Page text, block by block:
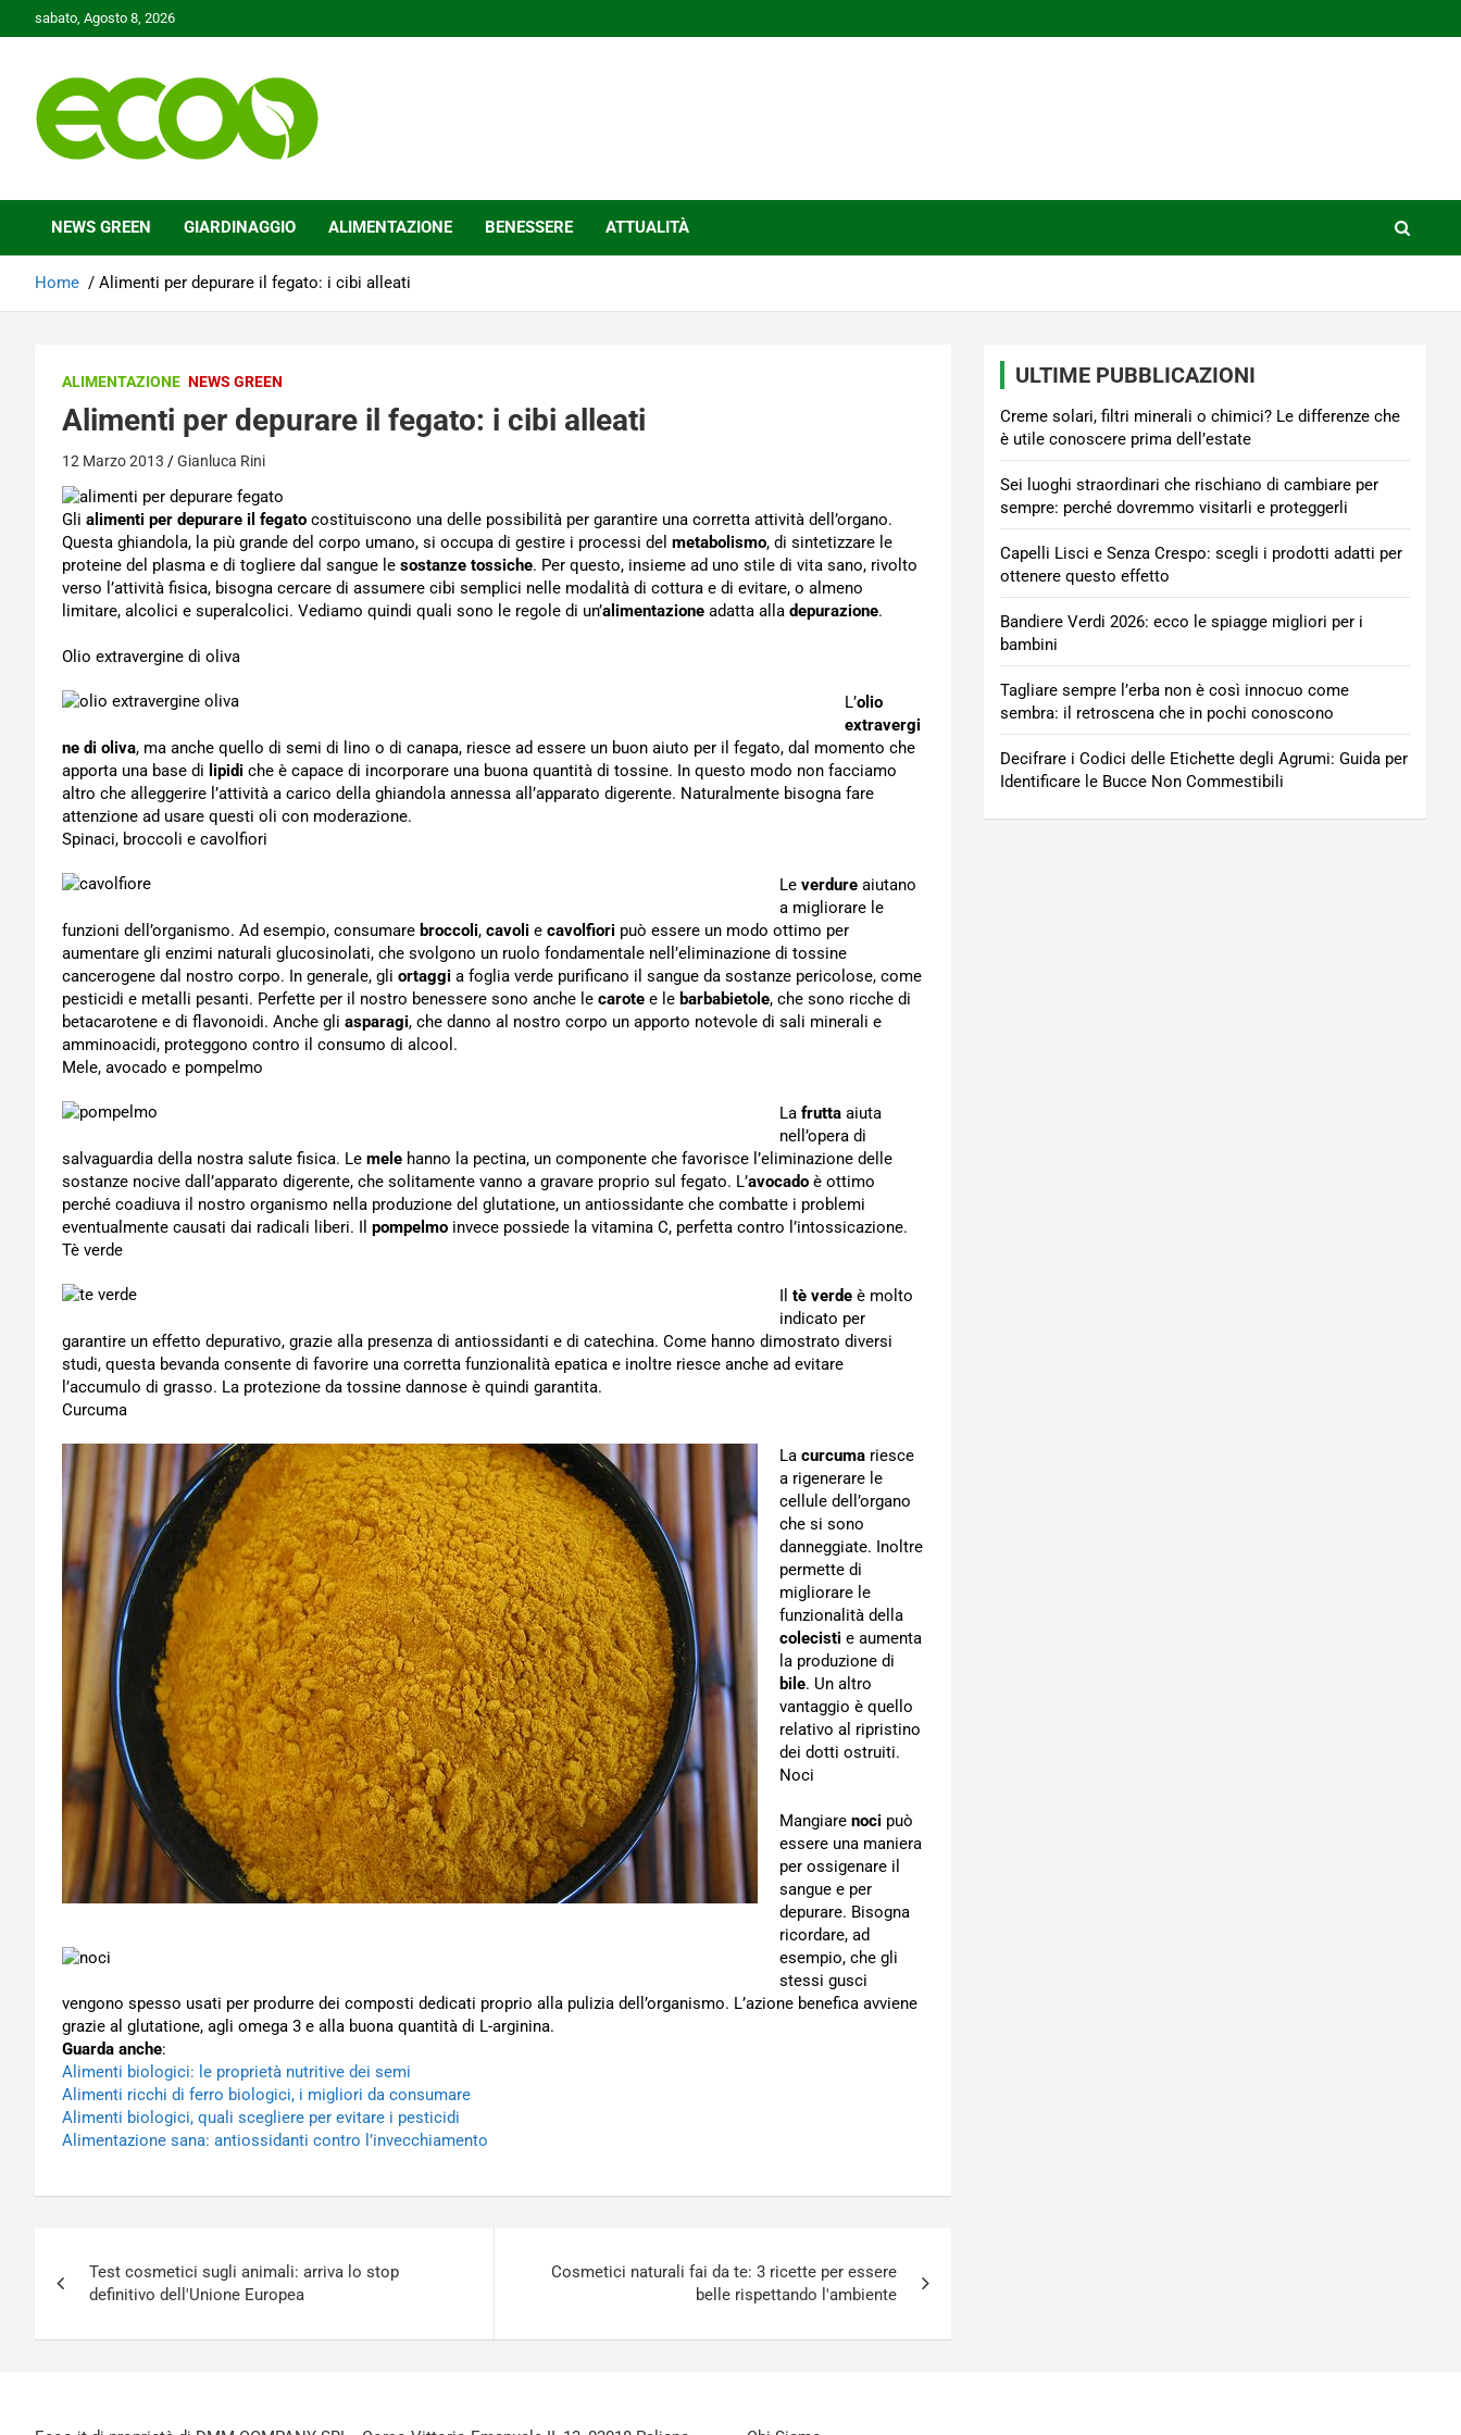
to
sabato, Agosto 8, 2026
Ecoo.it
NEWS GREEN GIARDINAGGIO ALIMENTAZIONE BENESSERE ATTUALITÀ
Home Alimenti per depurare il fegato: i cibi alleati
ALIMENTAZIONE NEWS GREEN
Alimenti per depurare il fegato: i cibi alleati
12 Marzo 2013 Gianluca Rini
Gli alimenti per depurare il fegato costituiscono una delle possibilità per garantire una corretta attività dell’organo.
Questa ghiandola, la più grande del corpo umano, si occupa di gestire i processi del metabolismo, di sintetizzare le
proteine del plasma e di togliere dal sangue le sostanze tossiche. Per questo, insieme ad uno stile di vita sano, rivolto
verso l’attività fisica, bisogna cercare di assumere cibi semplici nelle modalità di cottura e di evitare, o almeno
limitare, alcolici e superalcolici. Vediamo quindi quali sono le regole di un’alimentazione adatta alla depurazione.
Olio extravergine di oliva
L’olio
extravergi
ne di oliva, ma anche quello di semi di lino o di canapa, riesce ad essere un buon aiuto per il fegato, dal momento che
apporta una base di lipidi che è capace di incorporare una buona quantità di tossine. In questo modo non facciamo
altro che alleggerire l’attività a carico della ghiandola annessa all’apparato digerente. Naturalmente bisogna fare
attenzione ad usare questi oli con moderazione.
Spinaci, broccoli e cavolfiori
Le verdure aiutano
a migliorare le
funzioni dell’organismo. Ad esempio, consumare broccoli, cavoli e cavolfiori può essere un modo ottimo per
aumentare gli enzimi naturali glucosinolati, che svolgono un ruolo fondamentale nell’eliminazione di tossine
cancerogene dal nostro corpo. In generale, gli ortaggi a foglia verde purificano il sangue da sostanze pericolose, come
pesticidi e metalli pesanti. Perfette per il nostro benessere sono anche le carote e le barbabietole, che sono ricche di
betacarotene e di flavonoidi. Anche gli asparagi, che danno al nostro corpo un apporto notevole di sali minerali e
amminoacidi, proteggono contro il consumo di alcool.
Mele, avocado e pompelmo
La frutta aiuta
nell’opera di
salvaguardia della nostra salute fisica. Le mele hanno la pectina, un componente che favorisce l’eliminazione delle
sostanze nocive dall’apparato digerente, che solitamente vanno a gravare proprio sul fegato. L’avocado è ottimo
perché coadiuva il nostro organismo nella produzione del glutatione, un antiossidante che combatte i problemi
eventualmente causati dai radicali liberi. Il pompelmo invece possiede la vitamina C, perfetta contro l’intossicazione.
Tè verde
Il tè verde è molto
indicato per
garantire un effetto depurativo, grazie alla presenza di antiossidanti e di catechina. Come hanno dimostrato diversi
studi, questa bevanda consente di favorire una corretta funzionalità epatica e inoltre riesce anche ad evitare
l’accumulo di grasso. La protezione da tossine dannose è quindi garantita.
Curcuma
La curcuma riesce
a rigenerare le
cellule dell’organo
che si sono
danneggiate. Inoltre
permette di
migliorare le
funzionalità della
colecisti e aumenta
la produzione di
bile. Un altro
vantaggio è quello
relativo al ripristino
dei dotti ostruiti.
Noci
Mangiare noci può
essere una maniera
per ossigenare il
sangue e per
depurare. Bisogna
ricordare, ad
esempio, che gli
stessi gusci
vengono spesso usati per produrre dei composti dedicati proprio alla pulizia dell’organismo. L’azione benefica avviene
grazie al glutatione, agli omega 3 e alla buona quantità di L-arginina.
Guarda anche:
Alimenti biologici: le proprietà nutritive dei semi
Alimenti ricchi di ferro biologici, i migliori da consumare
Alimenti biologici, quali scegliere per evitare i pesticidi
Alimentazione sana: antiossidanti contro l’invecchiamento
articoli
Test cosmetici sugli animali: arriva lo stop
definitivo dell'Unione Europea
Cosmetici naturali fai da te: 3 ricette per essere
belle rispettando l'ambiente
ULTIME PUBBLICAZIONI
Creme solari, filtri minerali o chimici? Le differenze che
è utile conoscere prima dell’estate
Sei luoghi straordinari che rischiano di cambiare per
sempre: perché dovremmo visitarli e proteggerli
Capelli Lisci e Senza Crespo: scegli i prodotti adatti per
ottenere questo effetto
Bandiere Verdi 2026: ecco le spiagge migliori per i
bambini
Tagliare sempre l’erba non è così innocuo come
sembra: il retroscena che in pochi conoscono
Decifrare i Codici delle Etichette degli Agrumi: Guida per
Identificare le Bucce Non Commestibili